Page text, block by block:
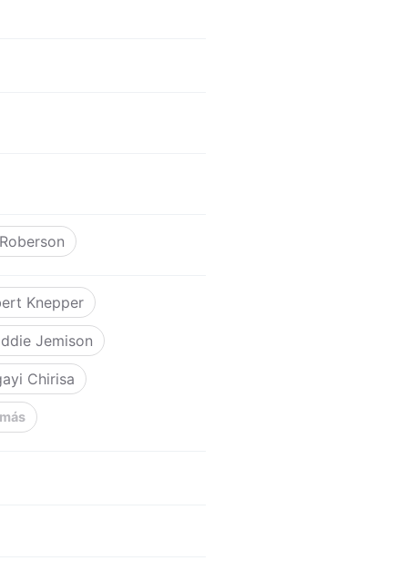
Knepper
Jemison
Chirisa